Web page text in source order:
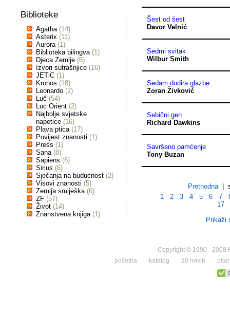
Biblioteke
Agatha (14)
Asterix (11)
Aurora (1)
Biblioteka bilingva (1)
Djeca Zemlje (6)
Izvori sutrašnjice (16)
JETiC (1)
Kronos (18)
Leonardo (2)
Luč (54)
Luc Orient (2)
Najbolje svjetske
napetice (16)
Plava ptica (17)
Povijest znanosti (1)
Press (1)
Sana (8)
Sapiens (6)
Sirius (6)
Sjećanja na budućnost (2)
Visovi znanosti (5)
Zemlja smiješka (6)
ZF (57)
Život (14)
Znanstvena knjiga (1)
Šest od šest
Davor Velnić
Sedmi svitak
Wilbur Smith
Sedam dodira glazbe
Zoran Živković
Sebični gen
Richard Dawkins
Savršeno pamćenje
Tony Buzan
Prethodna|
1
2 3 4 5 6 7
17
Prikaži
Copyright © 1990 - 2008
početna
katalog 20 novih